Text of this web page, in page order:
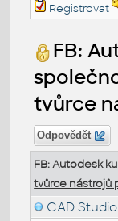
Registrovat
FB:
tvůrce
Odpovědět
FB: Autodesk
tvůrce nástrojů
CAD